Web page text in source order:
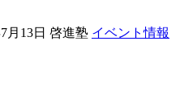
月13日 啓進塾 イベント情報